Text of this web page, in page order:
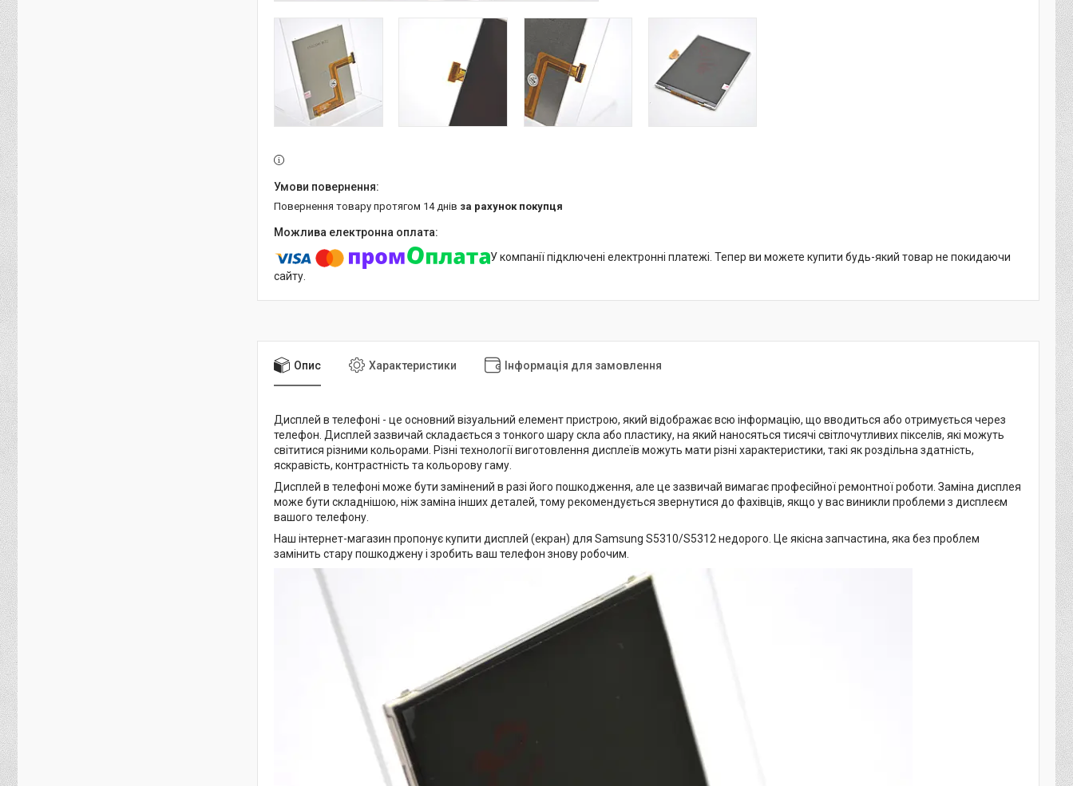
повернення товару протягом 14 днів за рахунок покупця
У компанії підключені електронні платежі. Тепер ви можете купити будь-який товар не покидаючи
сайту.
Опис Характеристики Інформація для замовлення
Дисплей в телефоні - це основний візуальний елемент пристрою, який відображає всю інформацію, що вводиться або отримується через
телефон. Дисплей зазвичай складається з тонкого шару скла або пластику, на який наносяться тисячі світлочутливих пікселів, які можуть
світитися різними кольорами. Різні технології виготовлення дисплеїв можуть мати різні характеристики, такі як роздільна здатність,
яскравість, контрастність та кольорову гаму.
Дисплей в телефоні може бути замінений в разі його пошкодження, але це зазвичай вимагає професійної ремонтної роботи. Заміна дисплея
може бути складнішою, ніж заміна інших деталей, тому рекомендується звернутися до фахівців, якщо у вас виникли проблеми з дисплеєм
вашого телефону.
Наш інтернет-магазин пропонує купити дисплей (екран) для Samsung S5310/S5312 недорого. Це якісна запчастина, яка без проблем
замінить стару пошкоджену і зробить ваш телефон знову робочим.